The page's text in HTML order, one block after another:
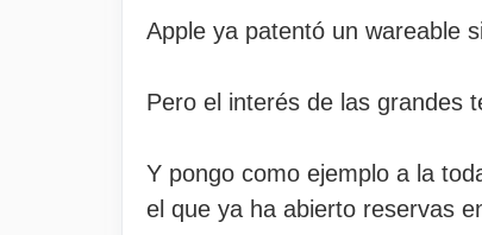
Apple ya patentó un wareable
Pero el interés de las grandes
Y pongo como ejemplo a la
el que ya ha abierto reservas